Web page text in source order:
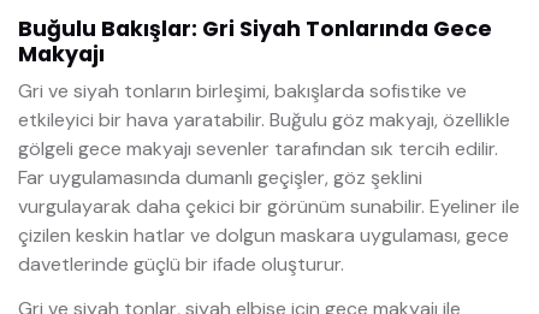
Buğulu Bakışlar: Gri Siyah Tonlarında Gece
Makyajı
Gri ve siyah tonların birleşimi, bakışlarda sofistike ve
etkileyici bir hava yaratabilir. Buğulu göz makyajı, özellikle
gölgeli gece makyajı sevenler tarafından sık tercih edilir.
Far uygulamasında dumanlı geçişler, göz şeklini
vurgulayarak daha çekici bir görünüm sunabilir. Eyeliner ile
çizilen keskin hatlar ve dolgun maskara uygulaması, gece
davetlerinde güçlü bir ifade oluşturur.